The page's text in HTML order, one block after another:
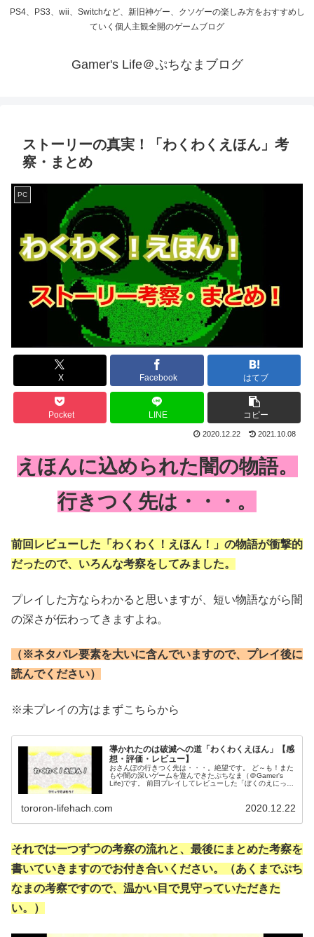
PS4、PS3、wii、Switchなど、新旧神ゲー、クソゲーの楽しみ方をおすすめし
ていく個人主観全開のゲームブログ
Gamer's Life＠ぷちなまブログ
ストーリーの真実！「わくわくえほん」考
察・まとめ
PC
X Facebook はてブ
Pocket LINE コピー
2020.12.22 2021.10.08
えほんに込められた闇の物語。
行きつく先は・・・。
前回レビューした「わくわく！えほん！」の物語が衝撃的
だったので、いろんな考察をしてみました。
プレイした方ならわかると思いますが、短い物語ながら闇
の深さが伝わってきますよね。
（※ネタバレ要素を大いに含んでいますので、プレイ後に
読んでください）
※未プレイの方はまずこちらから
導かれたのは破滅への道「わくわくえほん」【感
想・評価・レビュー】
おさんぽの行きつく先は・・・。絶望です。 ど～も！また
もや闇の深いゲームを遊んできたぷちなま（＠Gamer's
Life)です。 前回プレイしてレビューした「ぼくのえにっ
tororon-lifehach.com 2020.12.22
それでは一つずつの考察の流れと、最後にまとめた考察を
書いていきますのでお付き合いください。（あくまでぷち
なまの考察ですので、温かい目で見守っていただきた
い。）